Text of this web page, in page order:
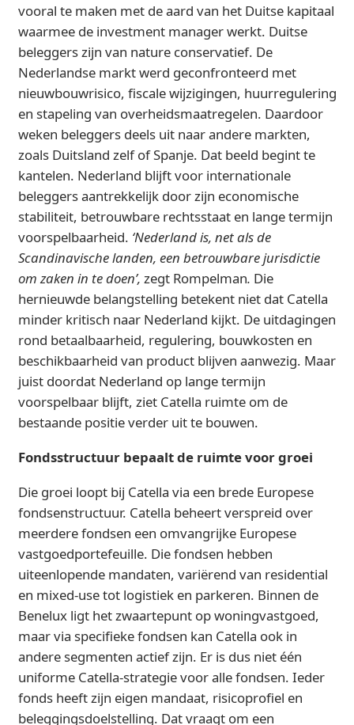
vooral te maken met de aard van het Duitse kapitaal
waarmee de investment manager werkt. Duitse
beleggers zijn van nature conservatief. De
Nederlandse markt werd geconfronteerd met
nieuwbouwrisico, fiscale wijzigingen, huurregulering
en stapeling van overheidsmaatregelen. Daardoor
weken beleggers deels uit naar andere markten,
zoals Duitsland zelf of Spanje. Dat beeld begint te
kantelen. Nederland blijft voor internationale
beleggers aantrekkelijk door zijn economische
stabiliteit, betrouwbare rechtsstaat en lange termijn
voorspelbaarheid. ‘Nederland is, net als de
Scandinavische landen, een betrouwbare jurisdictie
om zaken in te doen’, zegt Rompelman. Die
hernieuwde belangstelling betekent niet dat Catella
minder kritisch naar Nederland kijkt. De uitdagingen
rond betaalbaarheid, regulering, bouwkosten en
beschikbaarheid van product blijven aanwezig. Maar
juist doordat Nederland op lange termijn
voorspelbaar blijft, ziet Catella ruimte om de
bestaande positie verder uit te bouwen.
Fondsstructuur bepaalt de ruimte voor groei
Die groei loopt bij Catella via een brede Europese
fondsenstructuur. Catella beheert verspreid over
meerdere fondsen een omvangrijke Europese
vastgoedportefeuille. Die fondsen hebben
uiteenlopende mandaten, variërend van residential
en mixed-use tot logistiek en parkeren. Binnen de
Benelux ligt het zwaartepunt op woningvastgoed,
maar via specifieke fondsen kan Catella ook in
andere segmenten actief zijn. Er is dus niet één
uniforme Catella-strategie voor alle fondsen. Ieder
fonds heeft zijn eigen mandaat, risicoprofiel en
beleggingsdoelstelling. Dat vraagt om een